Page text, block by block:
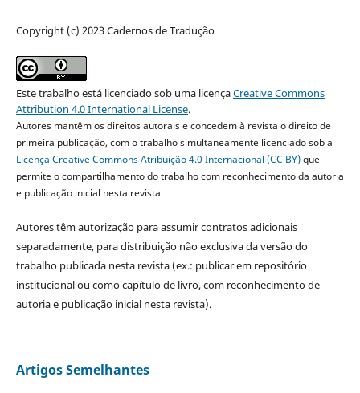
Copyright (c) 2023 Cadernos de Tradução
Este trabalho está licenciado sob uma licençaCreative Commons
Attribution 4.0 International License.
Autores mantêm os direitos autorais e concedem à revista o direito de
primeira publicação, com o trabalho simultaneamente licenciado sob a
Licença Creative Commons Atribuição 4.0 Internacional (CC BY)que
permite o compartilhamento do trabalho com reconhecimento da autoria
e publicação inicial nesta revista.
Autores têm autorização para assumir contratos adicionais
separadamente, para distribuição não exclusiva da versão do
trabalho publicada nesta revista (ex.: publicar em repositório
institucional ou como capítulo de livro, com reconhecimento de
autoria e publicação inicial nesta revista).
Artigos Semelhantes